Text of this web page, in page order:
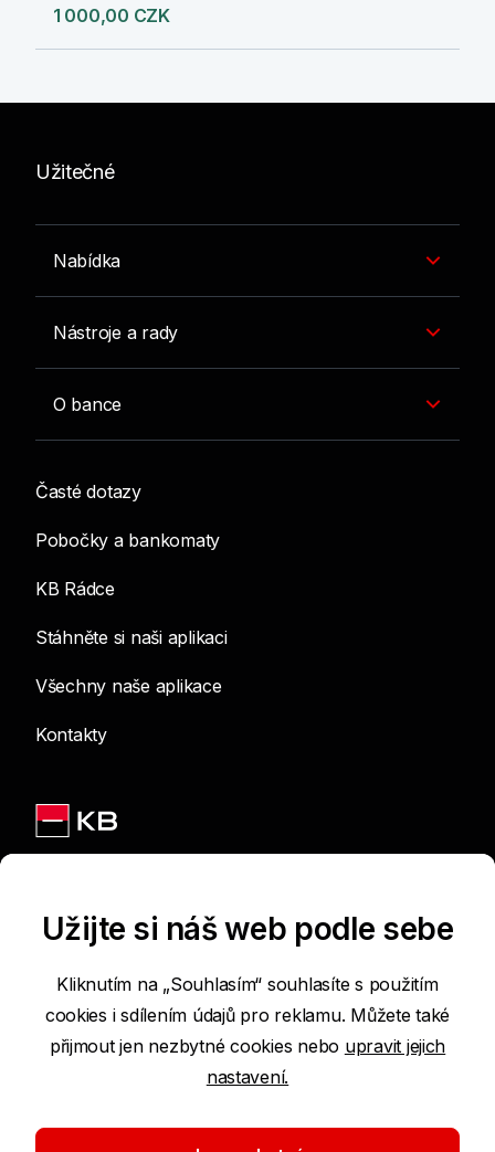
1 000,00 CZK
Užitečné
Nabídka
Nástroje a rady
O bance
Časté dotazy
Pobočky a bankomaty
KB Rádce
Stáhněte si naši aplikaci
Všechny naše aplikace
Kontakty
Podmínky používání internetových stránek
Prohlášení o přístupnosti
Ochrana osobních údajů
Užijte si náš web podle sebe
Kliknutím na „Souhlasím“ souhlasíte s použitím
cookies i sdílením údajů pro reklamu. Můžete také
přijmout jen nezbytné cookies nebo upravit jejich
nastavení.